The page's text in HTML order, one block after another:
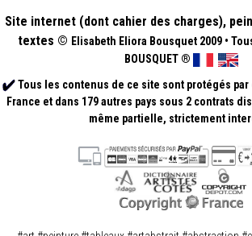
Site internet (dont cahier des charges),
textes © Elisabeth Eliora Bousquet 2009 •
BOUSQUET ®
Tous les contenus de ce site sont protégés
France et dans 179 autres pays sous 2 contrats
même partielle, strictement